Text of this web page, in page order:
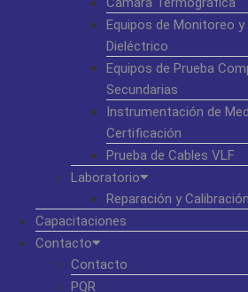
Equipos de Monitoreo
Dieléctrico
Equipos de Prueba
Secundarias
Instrumentación de
Certificación
Prueba de Cables VLF
Laboratorio
Reparación y Calibración
Capacitaciones
Contacto
Contacto
PQR